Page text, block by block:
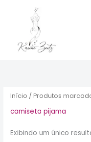
conteúdo
Início / Produtos
camiseta pijama
Exibindo um único